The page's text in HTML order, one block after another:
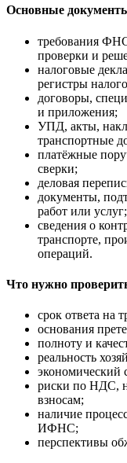
Основные
требования
проверки и
налоговые
регистры
договоры,
и приложения;
УПД, акты,
транспортные
платёжные
сверки;
деловая
документы,
работ или услуг;
сведения о
транспорте,
операций.
Что нужно
срок ответа на
основания
полноту и
реальность
экономический
риски по НДС,
взносам;
наличие
ИФНС;
перспективы